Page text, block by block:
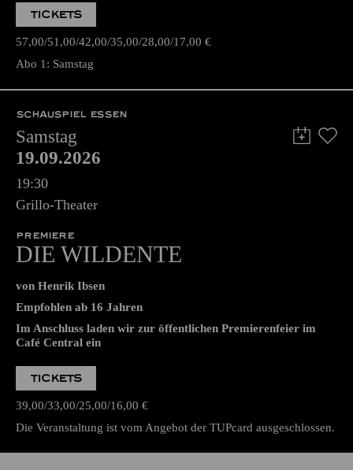
TICKETS
57,00 51,00 42,00 35,00 28,00 17,00 €
Abo 1: Samstag
SCHAUSPIEL ESSEN
Samstag
19.09.2026
19:30
Grillo-Theater
PREMIERE
DIE WILDENTE
von Henrik Ibsen
Empfohlen ab 16 Jahren
Im Anschluss laden wir zur öffentlichen Premierenfeier im
Café Central ein
TICKETS
39,00 33,00 25,00 16,00 €
Die Veranstaltung ist vom Angebot der TUPcard ausgeschlossen.